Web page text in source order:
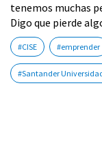
tenemos muchas
Digo que pierde
#CISE #emprender
#Santander